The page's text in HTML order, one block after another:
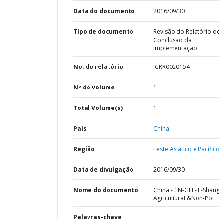
Data do documento 2016/09/30
TIpo de documento
Revisão do Relatório de
Conclusão da
Implementação
No. do relatório ICRR0020154
Nº do volume 1
Total Volume(s) 1
País China,
Região Leste Asiático e
Data de divulgação 2016/09/30
Nome do documento
China - CN-GEF-IF-
Agricultural &Non-Poi
Palavras-chave